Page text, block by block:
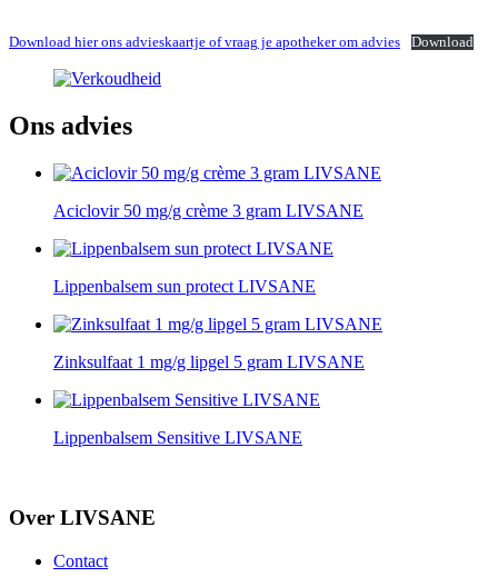
Download hier ons advieskaartje of vraag je apotheker om advies Download
Ons advies
Aciclovir 50 mg/g crème 3 gram LIVSANE
Lippenbalsem sun protect LIVSANE
Zinksulfaat 1 mg/g lipgel 5 gram LIVSANE
Lippenbalsem Sensitive LIVSANE
Over LIVSANE
Contact